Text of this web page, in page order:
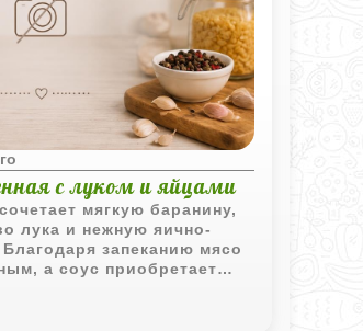
с луком и яйцами
мягкую баранину,
лука и нежную яично-
запеканию мясо
а соус приобретает